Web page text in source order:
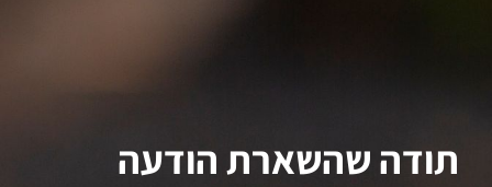
תודה שהשארת הודעה